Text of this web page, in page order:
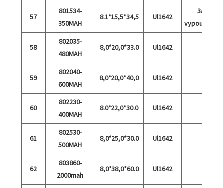
57
801534-
350MAH
8.1*15,5*34,5 Ul1642
3a
vypouštění
58
802035-
480MAH
8,0*20,0*33.0 Ul1642
59
802040-
600MAH
8,0*20,0*40,0 Ul1642
60
802230-
400MAH
8.0*22,0*30.0 Ul1642
61
802530-
500MAH
8,0*25,0*30.0 Ul1642
62
803860-
2000mah
8,0*38,0*60.0 Ul1642